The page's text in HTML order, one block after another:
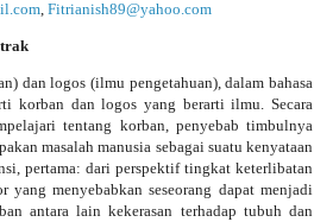
, Fitrianish89@yahoo.com
dan logos (ilmu pengetahuan), dalam bahasa
korban dan logos yang berarti ilmu. Secara
tentang korban, penyebab timbulnya
masalah manusia sebagai suatu kenyataan
pertama: dari perspektif tingkat keterlibatan
menyebabkan seseorang dapat menjadi
antara lain kekerasan terhadap tubuh dan